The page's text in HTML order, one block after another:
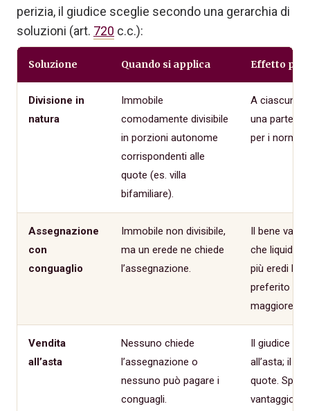
perizia, il giudice sceglie secondo una gerarchia di
soluzioni (art. 720 c.c.):
Soluzione Quando si applica Effetto
Divisione in
natura
Immobile
comodamente divisibile
in porzioni autonome
corrispondenti alle
quote (es. villa
bifamiliare).
A ciascun
una parte
per i normali
Assegnazione
con
conguaglio
Immobile non divisibile,
ma un erede ne chiede
l’assegnazione.
Il bene va
che liquida
più eredi la
preferito chi
maggiore o
Vendita
all’asta
Nessuno chiede
l’assegnazione o
nessuno può pagare i
conguagli.
Il giudice
all’asta; il
quote.